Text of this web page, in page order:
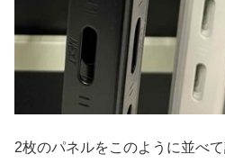
2枚のパネルをこのように並べ